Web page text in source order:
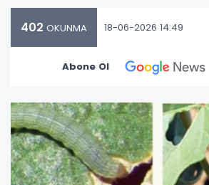
402 OKUNMA 18-06-2026 14:49
Abone Ol